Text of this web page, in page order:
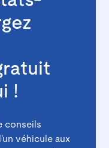
!
conseils
véhicule aux